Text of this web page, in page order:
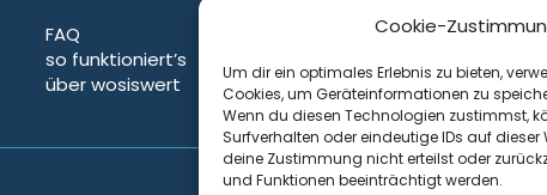
Cookie-
Um dir ein optimales Erlebnis zu bieten,
Cookies, um Geräteinformationen zu
Wenn du diesen Technologien zustimmst,
Surfverhalten oder eindeutige IDs auf dieser
deine Zustimmung nicht erteilst oder
und Funktionen beeinträchtigt werden.
FAQ
so funktioniert’s
über wosiswert
Impressum
Cookie-